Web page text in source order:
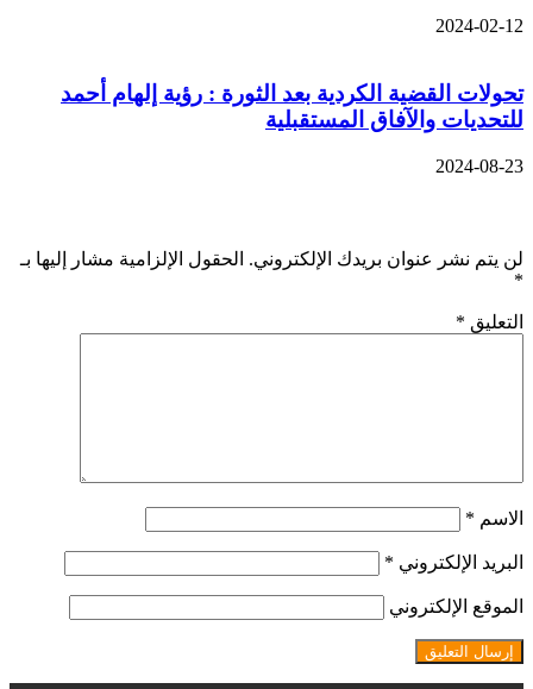
2024-02-12
تحولات القضية الكردية بعد الثورة : رؤية إلهام أحمد
للتحديات والآفاق المستقبلية
2024-08-23
لن يتم نشر عنوان بريدك الإلكتروني. الحقول الإلزامية مشار إليها بـ
*
التعليق *
الاسم *
البريد الإلكتروني *
الموقع الإلكتروني